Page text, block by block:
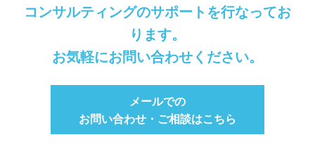
コンサルティングのサポートを行なってお
ります。
お気軽にお問い合わせください。
メールでの
お問い合わせ・ご相談はこちら